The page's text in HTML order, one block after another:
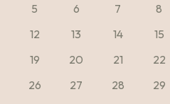
for
0
5
0
6
0
7
0
8
0
12
0
13
0
14
0
15
0
19
0
20
0
21
0
22
0
26
0
27
0
28
0
29